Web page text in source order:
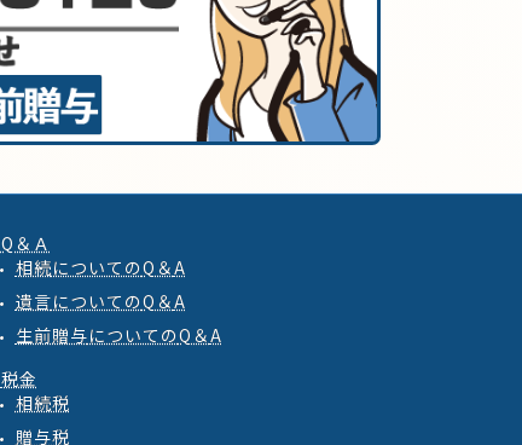
Q＆Ａ
相続についてのQ ＆A
遺言についてのQ ＆A
生前贈与についてのQ ＆A
税金
相続税
贈与税